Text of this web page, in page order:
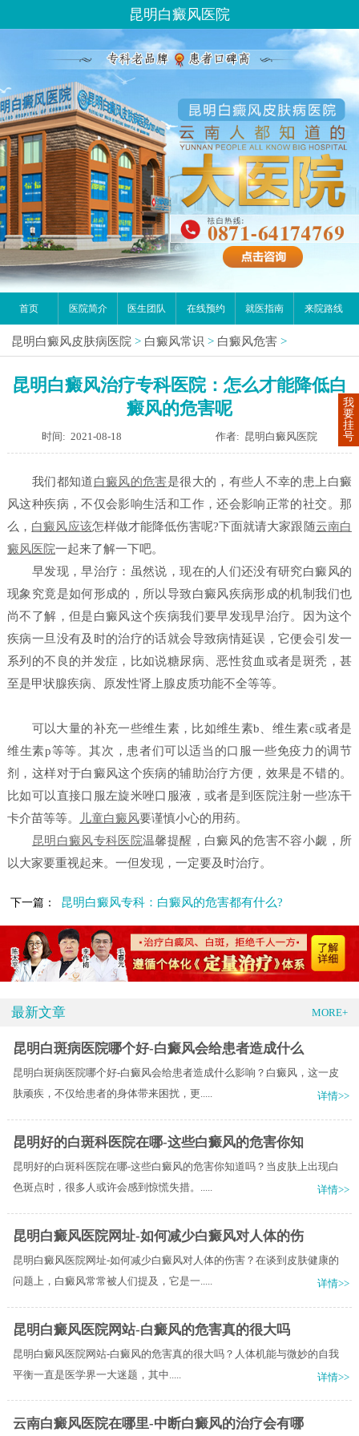
昆明白癜风医院
首页 医院简介 医生团队 在线预约 就医指南 来院路线
昆明白癜风皮肤病医院 > 白癜风常识 > 白癜风危害 >
昆明白癜风治疗专科医院：怎么才能降低白
癜风的危害呢
时间: 2021-08-18 作者: 昆明白癜风医院
我们都知道白癜风的危害是很大的，有些人不幸的患上白癜
风这种疾病，不仅会影响生活和工作，还会影响正常的社交。那
么， 白癜风应该怎样做才能降低伤害呢?下面就请大家跟随云南白
癜风医院一起来了解一下吧。
早发现，早治疗：虽然说，现在的人们还没有研究白癜风的
现象究竟是如何形成的，所以导致白癜风疾病形成的机制我们也
尚不了解，但是白癜风这个疾病我们要早发现早治疗。因为这个
疾病一旦没有及时的治疗的话就会导致病情延误，它便会引发一
系列的不良的并发症，比如说糖尿病、恶性贫血或者是斑秃，甚
至是甲状腺疾病、原发性肾上腺皮质功能不全等等。
可以大量的补充一些维生素，比如维生素b、维生素c或者是
维生素p等等。其次，患者们可以适当的口服一些免疫力的调节
剂，这样对于白癜风这个疾病的辅助治疗方便，效果是不错的。
比如可以直接口服左旋米唑口服液，或者是到医院注射一些冻干
卡介苗等等。
儿童白癜风要谨慎小心的用药。
昆明白癜风专科医院温馨提醒，白癜风的危害不容小觑，所
以大家要重视起来。一但发现，一定要及时治疗。
下一篇： 昆明白癜风专科：白癜风的危害都有什么?
最新文章 MORE+
昆明白斑病医院哪个好-白癜风会给患者造成什么
昆明白斑病医院哪个好-白癜风会给患者造成什么影响？白癜风，这一皮
肤顽疾，不仅给患者的身体带来困扰，更.....
详情>>
昆明好的白斑科医院在哪-这些白癜风的危害你知
昆明好的白斑科医院在哪-这些白癜风的危害你知道吗？当皮肤上出现白
色斑点时，很多人或许会感到惊慌失措。.....
详情>>
昆明白癜风医院网址-如何减少白癜风对人体的伤
昆明白癜风医院网址-如何减少白癜风对人体的伤害？在谈到皮肤健康的
问题上，白癜风常常被人们提及，它是一.....
详情>>
昆明白癜风医院网站-白癜风的危害真的很大吗
昆明白癜风医院网站-白癜风的危害真的很大吗？​人体机能与微妙的自我
平衡一直是医学界一大迷题，其中.....
详情>>
云南白癜风医院在哪里-中断白癜风的治疗会有哪
我
要
挂
号